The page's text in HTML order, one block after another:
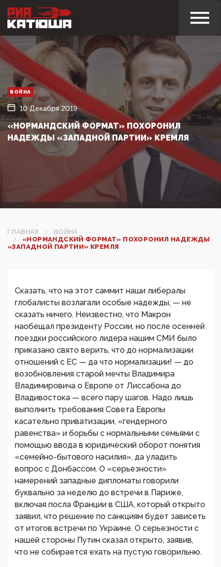
ВОЙНА
10 Декабря 2019
«НОРМАНДСКИЙ ФОРМАТ» ПОХОРОНИЛ
НАДЕЖДЫ «ЗАПАДНОЙ ПАРТИИ» КРЕМЛЯ
ГЛАВНАЯ
ВОЙНА
«НОРМАНДСКИЙ ФОРМАТ» ПОХОРОНИЛ НАДЕЖДЫ
«ЗАПАДНОЙ ПАРТИИ» КРЕМЛЯ
Сказать, что на этот саммит наши либералы
глобалисты возлагали особые надежды, — не
сказать ничего. Неизвестно, что Макрон
наобещал президенту России, но после осенней
поездки российского лидера нашим СМИ было
приказано свято верить, что до нормализации
отношений с ЕС — да что нормализации! — до
возобновления старой мечты Владимира
Владимировича о Европе от Лиссабона до
Владивостока — всего пару шагов. Надо лишь
выполнить требования Совета Европы
касательно приватизации, «гендерного
равенства» и борьбы с нормальными семьями с
помощью ввода в юридический оборот понятия
«семейно-бытового насилия», да уладить
вопрос с Донбассом. О «серьезности»
намерений западные дипломаты говорили
буквально за неделю до встречи в Париже,
включая посла Франции в США, который открыто
заявил, что решение по санкциям будет зависеть
от итогов встречи по Украине. О серьезности с
нашей стороны Путин сказал открыто, заявив,
что не собирается ехать на пустую говорильню.